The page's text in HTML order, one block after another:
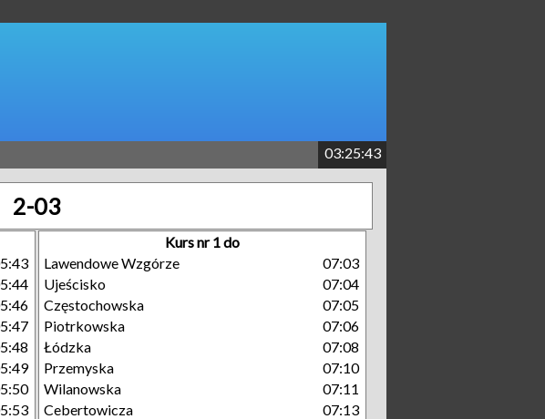
03:25:44
2-03
Kurs nr 1 do
Lawendowe Wzgórze
07:03
Ujeścisko
07:04
Częstochowska
07:05
Piotrkowska
07:06
Łódzka
07:08
Przemyska
07:10
Wilanowska
07:11
Cebertowicza
07:13